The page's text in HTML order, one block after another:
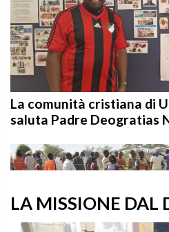
La comunità cristiana di
saluta Padre Deogratias
LA MISSIONE DAL